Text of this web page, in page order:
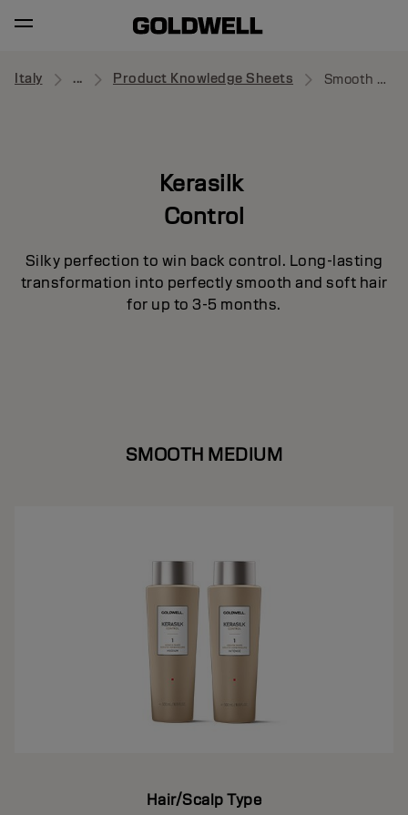
Italy ... Product Knowledge Sheets Smooth Medium
Kerasilk
Control
Silky perfection to win back control. Long-lasting
transformation into perfectly smooth and soft hair
for up to 3-5 months.
SMOOTH MEDIUM
Hair/Scalp Type